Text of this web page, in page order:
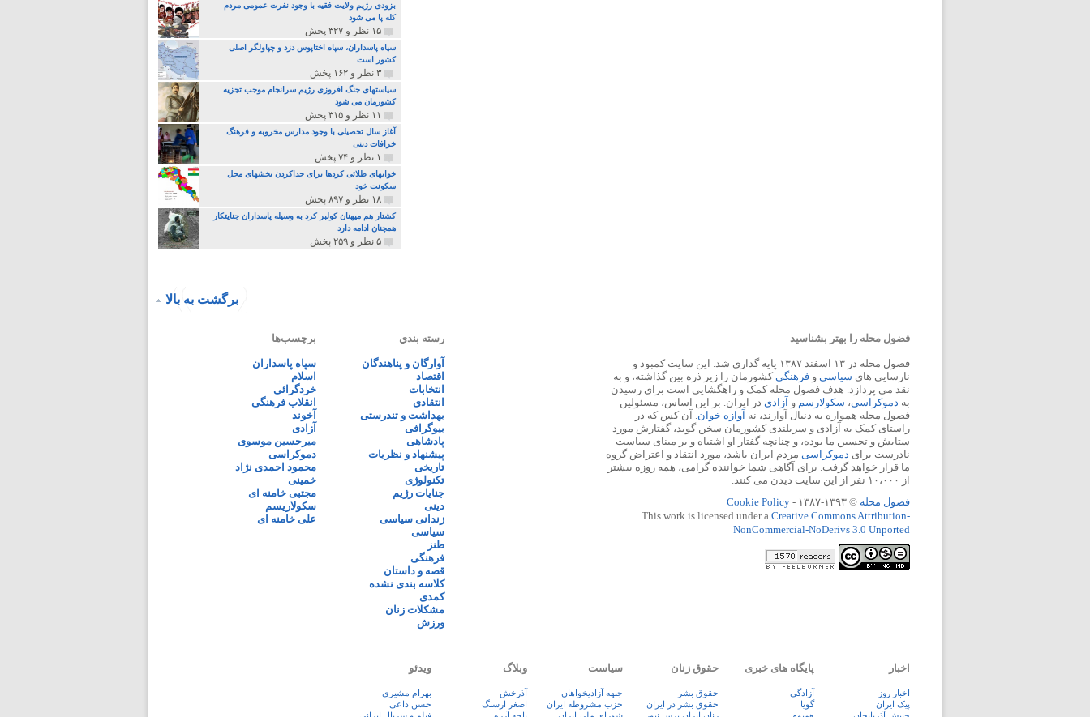
بزودی رژیم ولایت فقیه با وجود نفرت عمومی مردم
کله پا می شود
۱۵ نظر و ۳۲۷ پخش
سپاه پاسداران، سپاه اختاپوس دزد و چپاولگر اصلی
کشور است
۳ نظر و ۱۶۲ پخش
سیاستهای جنگ افروزی رژیم سرانجام موجب تجزیه
کشورمان می شود
۱۱ نظر و ۳۱۵ پخش
آغاز سال تحصیلی با وجود مدارس مخروبه و فرهنگ
خرافات دینی
۱ نظر و ۷۴ پخش
خوابهای طلائی کردها برای جداکردن بخشهای محل
سکونت خود
۱۸ نظر و ۸۹۷ پخش
کشتار هم میهنان کولبر کرد به وسیله پاسداران جنایتکار
همچنان ادامه دارد
۵ نظر و ۲۵۹ پخش
برگشت به بالا
فضول محله را بهتر بشناسید
فضول محله در ۱۳ اسفند ۱۳۸۷ پایه گذاری شد. این سایت کمبود و
نارسایی های سیاسی و فرهنگیکشورمان را زیر ذره بین گذاشته، و به
نقد می پردازد. هدف فضول محله کمک و راهگشایی است برای رسیدن
به دموکراسی، سکولارسم و آزادی در ایران. بر این اساس، مسئولین
فضول محله همواره به دنبال آوازند، نه آوازه خوان. آن کس که در
راستای کمک به آزادی و سربلندی کشورمان سخن گوید، گفتارش مورد
ستایش و تحسین ما بوده، و چنانچه گفتار او اشتباه و بر مبنای سیاست
نادرست برای دموکراسی مردم ایران باشد، مورد انتقاد و اعتراض گروه
ما قرار خواهد گرفت. برای آگاهی شما خواننده گرامی، همه روزه بیشتر
از ۱۰،۰۰۰ نفر از این سایت دیدن می کنند.
فضول محله © ۱۳۹۳-۱۳۸۷ -
Cookie Policy
This work is licensed under a Creative Commons Attribution-
NonCommercial-NoDerivs 3.0 Unported
رسته بندي
آوارگان و پناهندگان
اقتصاد
انتخابات
انتقادی
بهداشت و تندرستی
بیوگرافی
پادشاهی
پیشنهاد و نظریات
تاریخی
تکنولوژی
جنایات رژیم
دینی
زندانی سیاسی
سیاسی
طنز
فرهنگی
قصه و داستان
کلاسه بندی نشده
کمدی
مشکلات زنان
ورزش
برچسب‌ها
سپاه پاسداران
اسلام
خردگرائی
انقلاب فرهنگی
آخوند
آزادی
میرحسین موسوی
دموکراسی
محمود احمدی نژاد
خمینی
مجتبی خامنه ای
سکولاریسم
علی خامنه ای
اخبار
اخبار روز
پيک ايران
پایگاه های خبری
آزادگی
گویا
حقوق زنان
حقوق بشر
حقوق بشر در ایران
سیاست
جبهه آزادیخواهان
حزب مشروطه ایران
وبلاگ
آذرخش
اصغر ارسنگ
ویدئو
بهرام مشیری
حسن داعی